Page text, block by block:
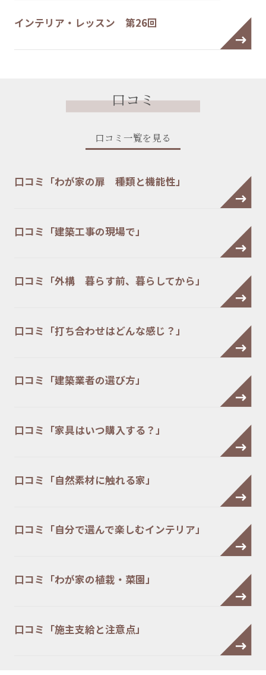
インテリア・レッスン 第26回
口コミ
口コミ一覧を見る
口コミ「わが家の扉 種類と機能性」
口コミ「建築工事の現場で」
口コミ「外構 暮らす前、暮らしてから」
口コミ「打ち合わせはどんな感じ？」
口コミ「建築業者の選び方」
口コミ「家具はいつ購入する？」
口コミ「自然素材に触れる家」
口コミ「自分で選んで楽しむインテリア」
口コミ「わが家の植栽・菜園」
口コミ「施主支給と注意点」